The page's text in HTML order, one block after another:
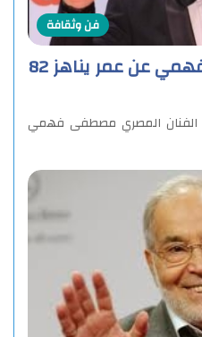
فن وثقافة
رحيل الفنان مصطفى فهمي عن عمر يناهز 82
الفنان المصري مصطفى فهمي